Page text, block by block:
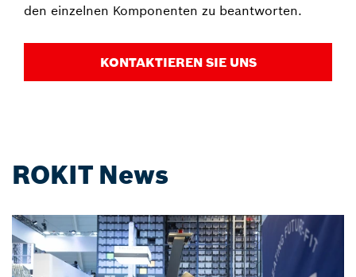
den einzelnen Komponenten zu beantworten.
KONTAKTIEREN SIE UNS
ROKIT News